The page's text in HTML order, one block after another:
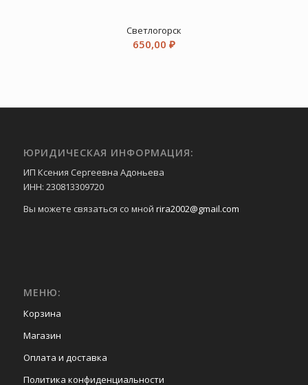
Светлогорск
650,00 ₽
ЮРИДИЧЕСКАЯ ИНФОРМАЦИЯ:
ИП Ксения Сергеевна Адоньева
ИНН: 230813309720
Вы можете связаться со мной rira2002@gmail.com
МЕНЮ:
Корзина
Магазин
Оплата и доставка
Политика конфиденциальности